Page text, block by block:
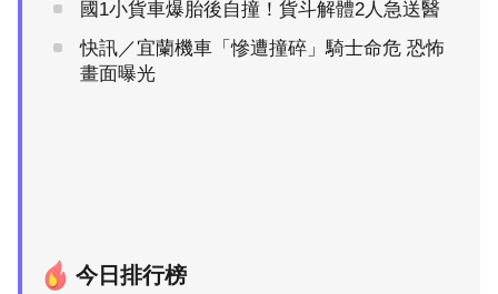
國1小貨車爆胎後自撞！貨斗解體2人急送醫
快訊／宜蘭機車「慘遭撞碎」騎士命危 恐怖
畫面曝光
今日排行榜